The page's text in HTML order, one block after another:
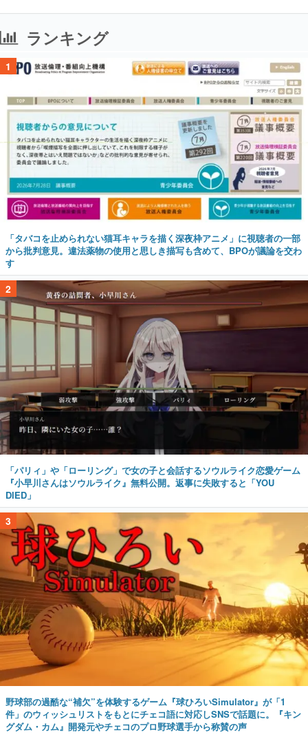
ランキング
1
「タバコを止められない猫耳キャラを描く深夜枠アニメ」に視聴者の一部
から批判意見。違法薬物の使用と思しき描写も含めて、BPOが議論を交わ
す
2
「パリィ」や「ローリング」で女の子と会話するソウルライク恋愛ゲーム
『小早川さんはソウルライク』無料公開。返事に失敗すると「YOU
DIED」
3
野球部の過酷な“補欠”を体験するゲーム『球ひろいSimulator』が「1
件」のウィッシュリストをもとにチェコ語に対応しSNSで話題に。『キン
グダム・カム』開発元やチェコのプロ野球選手から称賛の声